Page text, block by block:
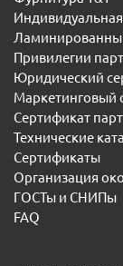
Индивидуальная
Привилегии
Юридический
Маркетинговый
Сертификат
Технические
Сертификаты
Организация
ГОСТы и СНИПы
FAQ